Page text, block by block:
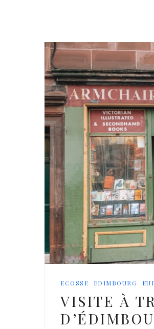
ECOSSE EDIMBOURG
VISITE À